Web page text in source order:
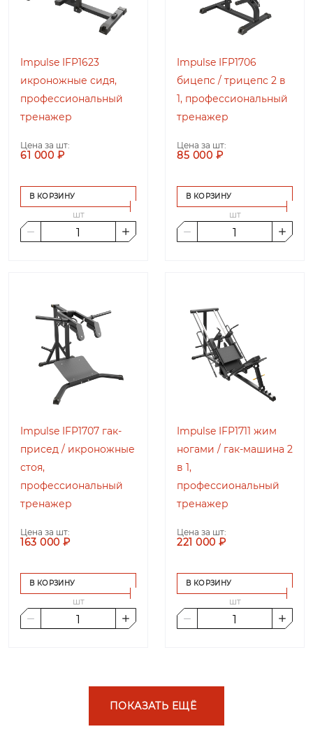
Impulse IFP1623
икроножные сидя,
профессиональный
тренажер
Цена за шт:
61 000 ₽
В КОРЗИНУ
шт
Impulse IFP1706
бицепс / трицепс 2 в
1, профессиональный
тренажер
Цена за шт:
85 000 ₽
В КОРЗИНУ
шт
Impulse IFP1707 гак-
присед / икроножные
стоя,
профессиональный
тренажер
Цена за шт:
163 000 ₽
В КОРЗИНУ
шт
Impulse IFP1711 жим
ногами / гак-машина 2
в 1,
профессиональный
тренажер
Цена за шт:
221 000 ₽
В КОРЗИНУ
шт
ПОКАЗАТЬ ЕЩЁ